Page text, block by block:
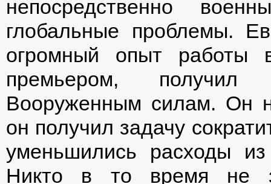
непосредственно
глобальные проблемы.
огромный опыт работы
премьером,
Вооруженным силам. Он
он получил задачу
уменьшились расходы
Никто в то время не